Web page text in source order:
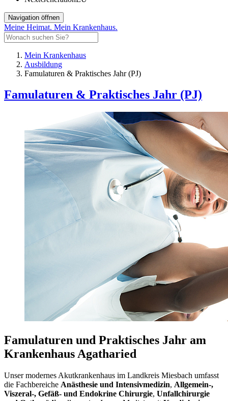
Navigation öffnen
Meine Heimat. Mein Krankenhaus.
Mein Krankenhaus
Ausbildung
Famulaturen & Praktisches Jahr (PJ)
Famulaturen & Praktisches Jahr (PJ)
Famulaturen und Praktisches Jahr am
Krankenhaus Agatharied
Unser modernes Akutkrankenhaus im Landkreis Miesbach umfasst
die Fachbereiche Anästhesie und Intensivmedizin, Allgemein-,
Viszeral-, Gefäß- und Endokrine Chirurgie, Unfallchirurgie